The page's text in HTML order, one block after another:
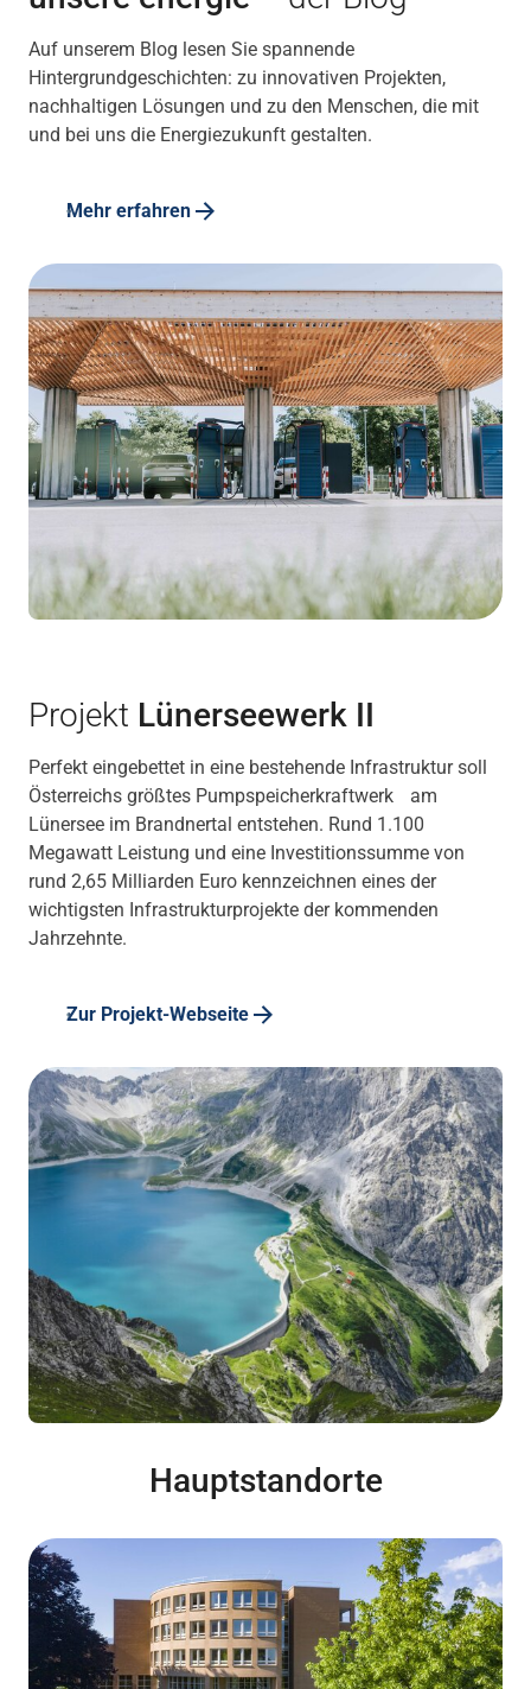
Auf unserem Blog lesen Sie spannende
Hintergrundgeschichten: zu innovativen Projekten,
nachhaltigen Lösungen und zu den Menschen, die mit
und bei uns die Energiezukunft gestalten.
Mehr erfahren
Projekt Lünerseewerk II
Perfekt eingebettet in eine bestehende Infrastruktur soll
Österreichs größtes Pumpspeicherkraftwerk am
Lünersee im Brandnertal entstehen. Rund 1.100
Megawatt Leistung und eine Investitionssumme von
rund 2,65 Milliarden Euro kennzeichnen eines der
wichtigsten Infrastrukturprojekte der kommenden
Jahrzehnte.
Zur Projekt-Webseite
Hauptstandorte